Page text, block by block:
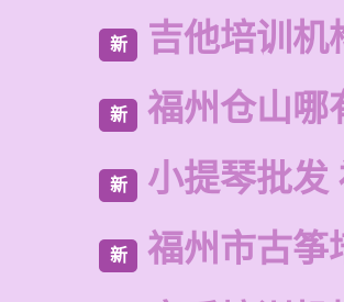
新 吉他培训机
新 福州仓山哪
新 小提琴批发
新 福州市古筝